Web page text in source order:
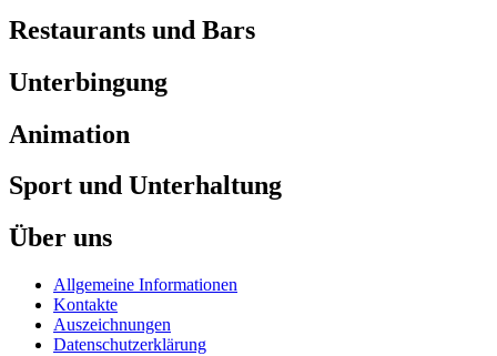
Restaurants und Bars
Unterbingung
Animation
Sport und Unterhaltung
Über uns
Allgemeine Informationen
Kontakte
Auszeichnungen
Datenschutzerklärung